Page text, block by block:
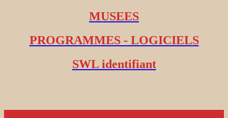
MUSEES
PROGRAMMES - LOGICIELS
SWL identifiant